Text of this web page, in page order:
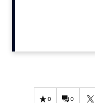
Purpose Marketing
0 0